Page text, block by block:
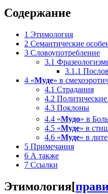
Содержание
1 Этимология
2 Семантические
3 Словоупотребление
3.1
3.1.1
4 «Муде» в
4.1 Страдания
4.2
4.3 Поклоны
4.4 «Мудо» в
4.5 «Муде» в
4.6 «Муде» в
5 Примечания
6 А также
7 Ссылки
Этимология[